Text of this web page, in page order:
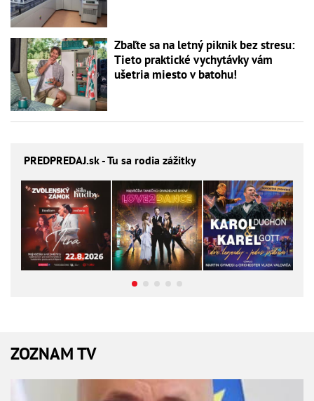
Zbaľte sa na letný piknik bez stresu:
Tieto praktické vychytávky vám
ušetria miesto v batohu!
PREDPREDAJ.sk - Tu sa rodia zážitky
ZOZNAM TV